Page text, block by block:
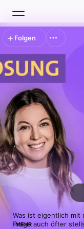
Suchen
Startseite
Neu
Top-Charts
Was ist eigentlich mit
Frage auch öfter
MEHR
Folgen